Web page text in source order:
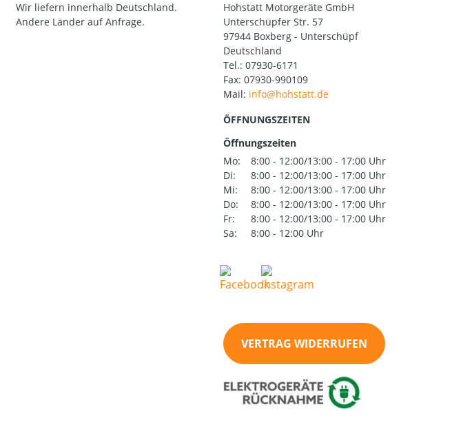
Wir liefern innerhalb Deutschland.
Andere Länder auf Anfrage.
Hohstatt Motorgeräte GmbH
Unterschüpfer Str. 57
97944 Boxberg - Unterschüpf
Deutschland
Tel.: 07930-6171
Fax: 07930-990109
Mail:
ÖFFNUNGSZEITEN
Öffnungszeiten
Mo:
8:00 - 12:00/13:00 - 17:00 Uhr
Di:
8:00 - 12:00/13:00 - 17:00 Uhr
Mi:
8:00 - 12:00/13:00 - 17:00 Uhr
Do:
8:00 - 12:00/13:00 - 17:00 Uhr
Fr:
8:00 - 12:00/13:00 - 17:00 Uhr
Sa:
8:00 - 12:00 Uhr
VERTRAG WIDERRUFEN